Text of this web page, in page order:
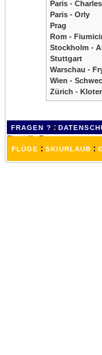
Paris -
Paris - Orly
Prag
Rom -
Stockholm -
Stuttgart
Warschau -
Wien -
Zürich -
FRAGEN ? :
FLÜGE : SKIURLAUB :